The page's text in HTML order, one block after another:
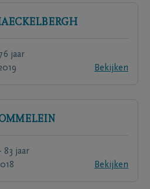
jaar
Bekijken
83 jaar
Bekijken